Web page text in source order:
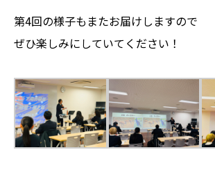
第4回の様子もまたお届けしますので
ぜひ楽しみにしていてください！